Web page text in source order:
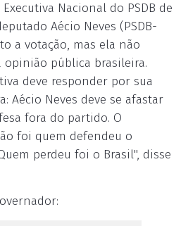
Nacional do PSDB de
Aécio Neves (PSDB-
a votação, mas ela não
pública brasileira.
deve responder por sua
Aécio Neves deve se afastar
fora do partido. O
foi quem defendeu o
perdeu foi o Brasil", disse